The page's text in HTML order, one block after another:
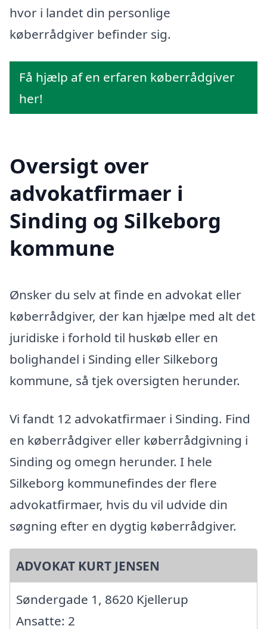
hvor i landet din personlige
køberrådgiver befinder sig.
Få hjælp af en erfaren køberrådgiver
her!
Oversigt over
advokatfirmaer i
Sinding og Silkeborg
kommune
Ønsker du selv at finde en advokat eller
køberrådgiver, der kan hjælpe med alt det
juridiske i forhold til huskøb eller en
bolighandel i Sinding eller Silkeborg
kommune, så tjek oversigten herunder.
Vi fandt 12 advokatfirmaer i Sinding. Find
en køberrådgiver eller køberrådgivning i
Sinding og omegn herunder. I hele
Silkeborg kommunefindes der flere
advokatfirmaer, hvis du vil udvide din
søgning efter en dygtig køberrådgiver.
ADVOKAT KURT JENSEN
Søndergade 1, 8620 Kjellerup
Ansatte: 2